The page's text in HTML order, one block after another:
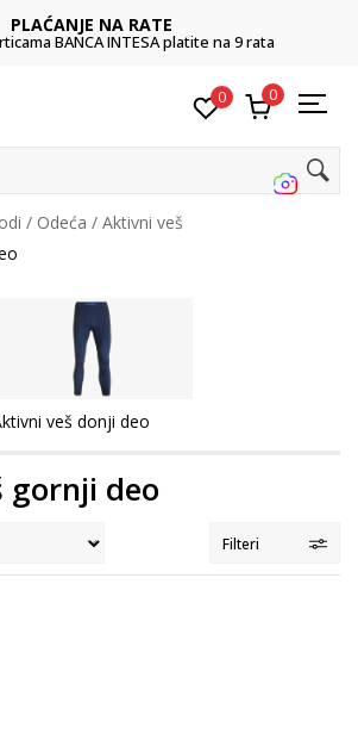
PLAĆANJE NA RATE
BANCA INTESA platite na 9 rata
0 0
Odeća
Aktivni veš
veš donji deo
gornji deo
Filteri